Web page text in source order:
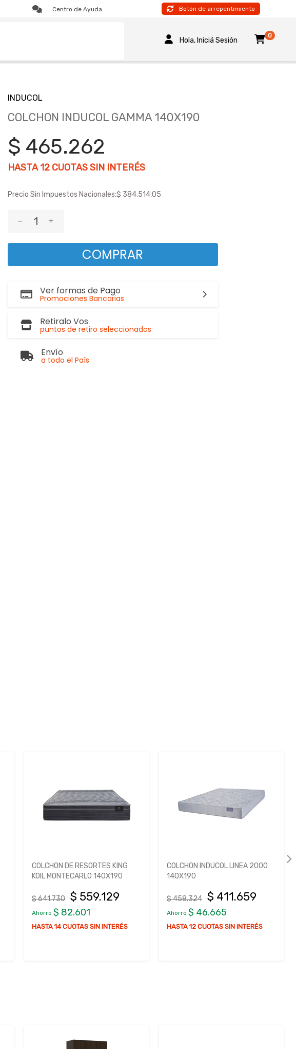
Centro de Ayuda Botón de arrepentimiento
Hola, Iniciá Sesión
0
INDUCOL
COLCHON INDUCOL GAMMA 140X190
$ 465.262
HASTA12CUOTAS SIN INTERÉS
Precio Sin Impuestos Nacionales:$ 384.514,05
COMPRAR
Ver formas de Pago
Promociones Bancarias
Retiralo Vos
puntos de retiro seleccionados
Envío
a todo el País
COLCHON DE RESORTES KING
KOIL MONTECARLO 140X190
$ 641.730 $ 559.129
Ahorro $ 82.601
HASTA 14 CUOTAS SIN INTERÉS
COLCHON INDUCOL LINEA 2000
140X190
$ 458.324 $ 411.659
Ahorro $ 46.665
HASTA 12 CUOTAS SIN INTERÉS